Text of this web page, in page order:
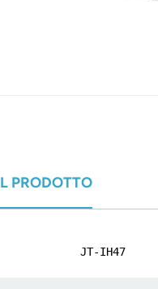
PRODOTTO
JT-IH47